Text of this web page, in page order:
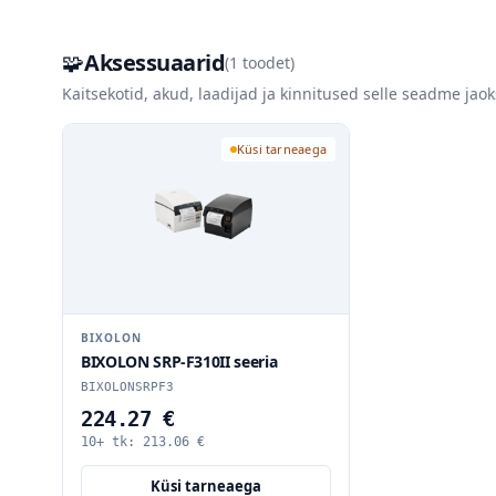
🧩Aksessuaarid(1 toodet)
Kaitsekotid, akud, laadijad ja kinnitused selle seadme
Küsi tarneaega
BIXOLON
BIXOLON SRP-F310II seeria
BIXOLONSRPF3
224.27 €
10+ tk: 213.06 €
Küsi tarneaega